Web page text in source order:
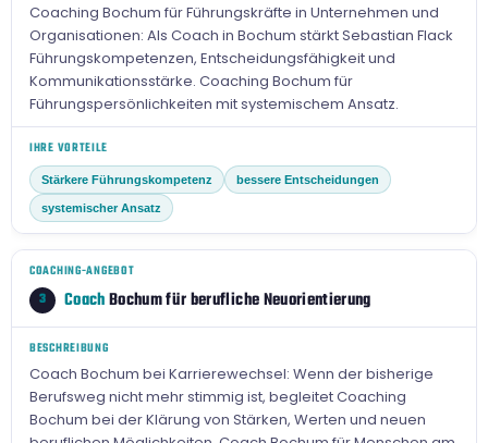
Coaching Bochum für Führungskräfte in Unternehmen und
Organisationen: Als Coach in Bochum stärkt Sebastian Flack
Führungskompetenzen, Entscheidungsfähigkeit und
Kommunikationsstärke. Coaching Bochum für
Führungspersönlichkeiten mit systemischem Ansatz.
IHRE VORTEILE
Stärkere Führungskompetenz bessere Entscheidungen
systemischer Ansatz
COACHING-ANGEBOT
3 CoachBochum für berufliche Neuorientierung
BESCHREIBUNG
Coach Bochum bei Karrierewechsel: Wenn der bisherige
Berufsweg nicht mehr stimmig ist, begleitet Coaching
Bochum bei der Klärung von Stärken, Werten und neuen